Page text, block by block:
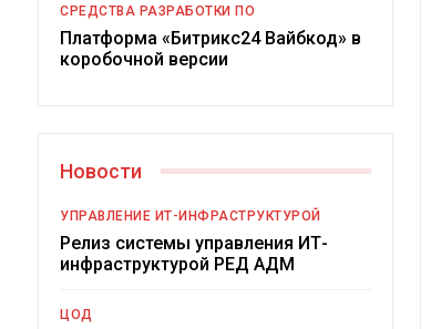
СРЕДСТВА РАЗРАБОТКИ ПО
Платформа «Битрикс24 Вайбкод» в
коробочной версии
Новости
УПРАВЛЕНИЕ ИТ-ИНФРАСТРУКТУРОЙ
Релиз системы управления ИТ-
инфраструктурой РЕД АДМ
ЦОД
российский рынок ИБП?